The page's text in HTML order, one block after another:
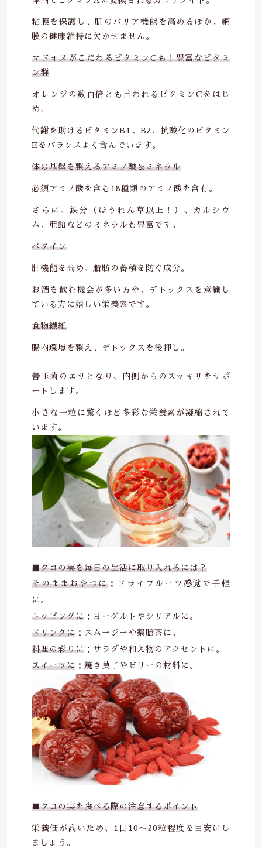
粘膜を保護し、肌のバリア機能を高めるほか、網
膜の健康維持に欠かせません。
マドォヌがこだわるビタミンCも！豊富なビタミ
ン群
オレンジの数百倍とも言われるビタミンCをはじ
め、
代謝を助けるビタミンB1、B2、抗酸化のビタミン
Eをバランスよく含んでいます。
体の基盤を整えるアミノ酸＆ミネラル
必須アミノ酸を含む18種類のアミノ酸を含有。
さらに、鉄分（ほうれん草以上！）、カルシウ
ム、亜鉛などのミネラルも豊富です。
ベタイン
肝機能を高め、脂肪の蓄積を防ぐ成分。
お酒を飲む機会が多い方や、デトックスを意識し
ている方に嬉しい栄養素です。
食物繊維
腸内環境を整え、デトックスを後押し。
善玉菌のエサとなり、内側からのスッキリをサポ
ートします。
小さな一粒に驚くほど多彩な栄養素が凝縮されて
います。
■クコの実を毎日の生活に取り入れるには？
そのままおやつに ：ドライフルーツ感覚で手軽
に。
トッピングに ：ヨーグルトやシリアルに。
ドリンクに ：スムージーや薬膳茶に。
料理の彩りに ：サラダや和え物のアクセントに。
スイーツに ：焼き菓子やゼリーの材料に。
■クコの実を食べる際の注意するポイント
栄養価が高いため、1日10〜20粒程度を目安にし
ましょう。